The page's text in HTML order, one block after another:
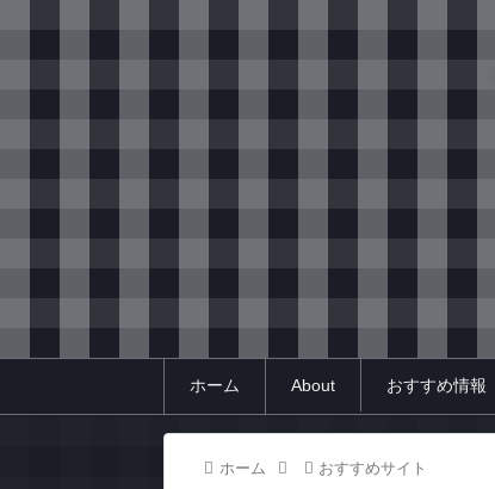
ホーム About おすすめ情報
ホーム おすすめサイト